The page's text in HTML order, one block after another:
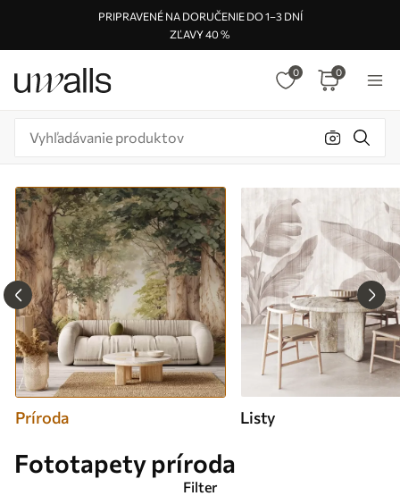
PRIPRAVENÉ NA DORUČENIE DO 1–3 DNÍ
ZĽAVY 40 %
0 0
Príroda Listy
Fototapety príroda
Filter